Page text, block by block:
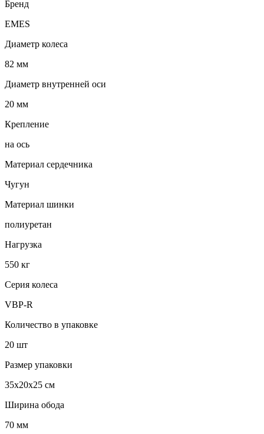
Бренд
EMES
Диаметр колеса
82 мм
Диаметр внутренней оси
20 мм
Крепление
на ось
Материал сердечника
Чугун
Материал шинки
полиуретан
Нагрузка
550 кг
Серия колеса
VBP-R
Количество в упаковке
20 шт
Размер упаковки
35x20x25 см
Ширина обода
70 мм